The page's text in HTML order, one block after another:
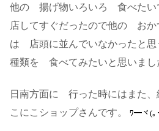
他の 揚げ物いろいろ 食べたい
店してすぐだったので他の おか
は 店頭に並んでいなかったと
種類を 食べてみたいと思いまし
日南方面に 行った時にはまた
こにこショップさんです。 ﾜ━ヾ(｡